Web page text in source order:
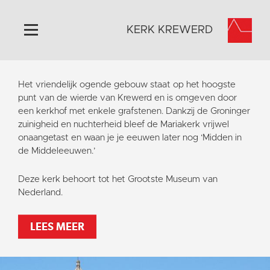
Home
Algemeen
Historie
Omgeving
Het Grootste Museum
Activiteiten
Steun ons
Contact
Vaktaal
KERK KREWERD
Het vriendelijk ogende gebouw staat op het hoogste
punt van de wierde van Krewerd en is omgeven door
een kerkhof met enkele grafstenen. Dankzij de Groninger
zuinigheid en nuchterheid bleef de Mariakerk vrijwel
onaangetast en waan je je eeuwen later nog ‘Midden in
de Middeleeuwen.’
Deze kerk behoort tot het Grootste Museum van
Nederland.
LEES MEER